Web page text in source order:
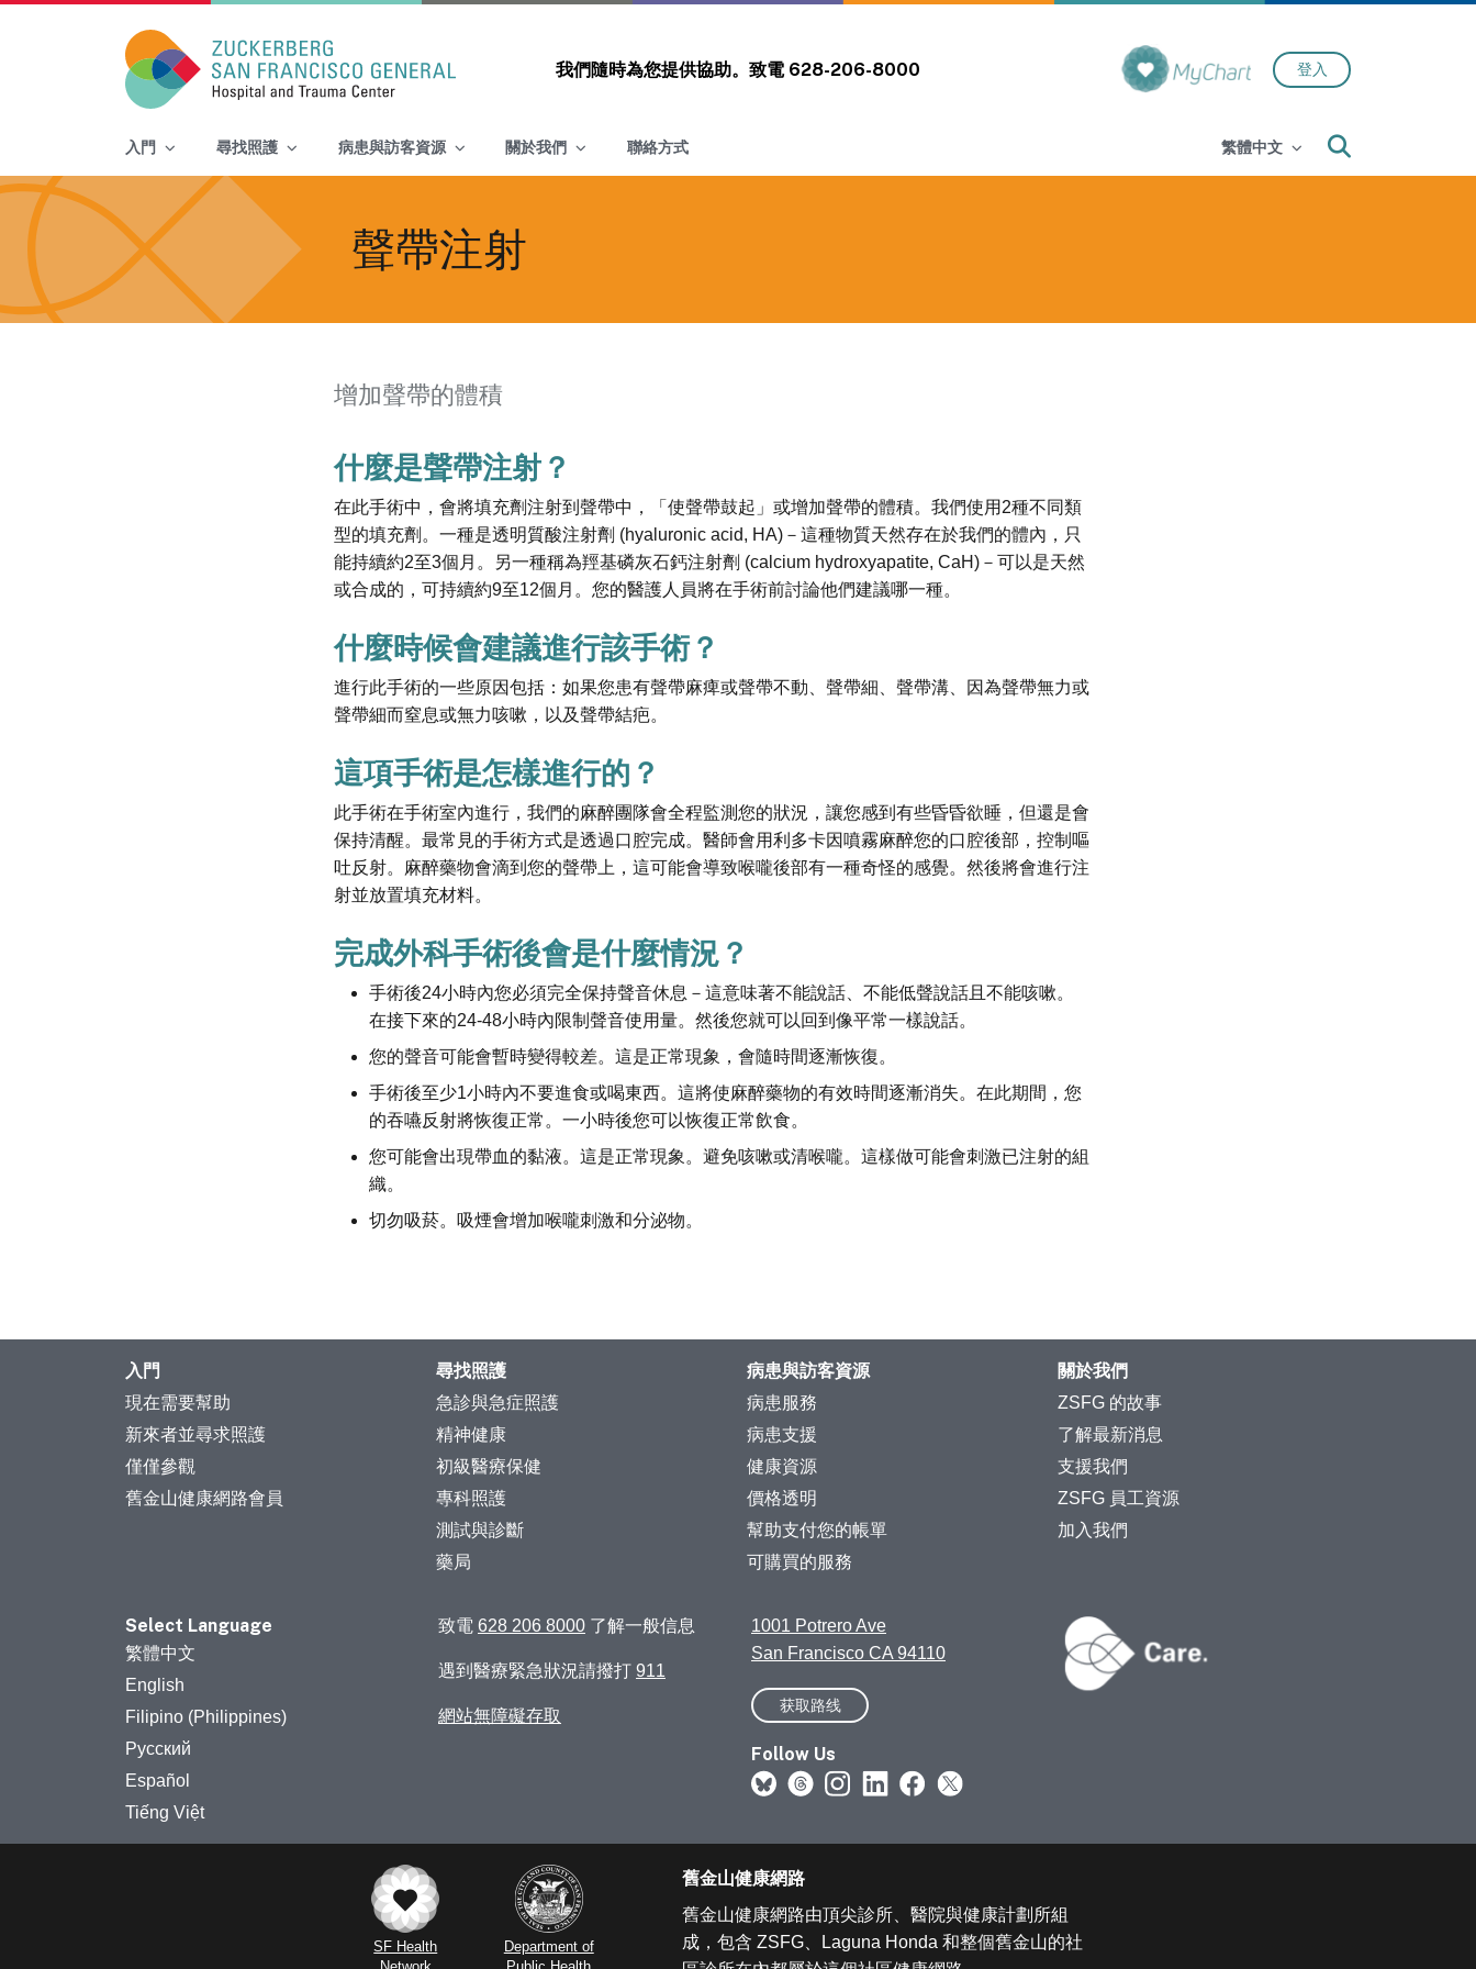
Skip to content
Main Navigation
我們隨時為您提供協助。致電 628-206-8000 登入
入門 尋找照護 病患與訪客資源 關於我們 聯絡方式 繁體中文
聲帶注射
增加聲帶的體積
什麼是聲帶注射？
在此手術中，會將填充劑注射到聲帶中，「使聲帶鼓起」或增加聲帶的體積。我們使用2種不同類
型的填充劑。一種是透明質酸注射劑 (hyaluronic acid, HA)－這種物質天然存在於我們的體內，只
能持續約2至3個月。另一種稱為羥基磷灰石鈣注射劑 (calcium hydroxyapatite, CaH)－可以是天然
或合成的，可持續約9至12個月。您的醫護人員將在手術前討論他們建議哪一種。
什麼時候會建議進行該手術？
進行此手術的一些原因包括：如果您患有聲帶麻痺或聲帶不動、聲帶細、聲帶溝、因為聲帶無力或
聲帶細而窒息或無力咳嗽，以及聲帶結疤。
這項手術是怎樣進行的？
此手術在手術室內進行，我們的麻醉團隊會全程監測您的狀況，讓您感到有些昏昏欲睡，但還是會
保持清醒。最常見的手術方式是透過口腔完成。醫師會用利多卡因噴霧麻醉您的口腔後部，控制嘔
吐反射。麻醉藥物會滴到您的聲帶上，這可能會導致喉嚨後部有一種奇怪的感覺。然後將會進行注
射並放置填充材料。
完成外科手術後會是什麼情況？
手術後24小時內您必須完全保持聲音休息－這意味著不能說話、不能低聲說話且不能咳嗽。
在接下來的24-48小時內限制聲音使用量。然後您就可以回到像平常一樣說話。
您的聲音可能會暫時變得較差。這是正常現象，會隨時間逐漸恢復。
手術後至少1小時內不要進食或喝東西。這將使麻醉藥物的有效時間逐漸消失。在此期間，您
的吞嚥反射將恢復正常。一小時後您可以恢復正常飲食。
您可能會出現帶血的黏液。這是正常現象。避免咳嗽或清喉嚨。這樣做可能會刺激已注射的組
織。
切勿吸菸。吸煙會增加喉嚨刺激和分泌物。
入門
現在需要幫助
新來者並尋求照護
僅僅參觀
舊金山健康網路會員
尋找照護
急診與急症照護
精神健康
初級醫療保健
專科照護
測試與診斷
藥局
病患與訪客資源
病患服務
病患支援
健康資源
價格透明
幫助支付您的帳單
可購買的服務
關於我們
ZSFG 的故事
了解最新消息
支援我們
ZSFG 員工資源
加入我們
Select Language
繁體中文
English
Filipino (Philippines)
Русский
Español
Tiếng Việt
致電 628 206 8000 了解一般信息
遇到醫療緊急狀況請撥打 911
網站無障礙存取
1001 Potrero Ave
San Francisco CA 94110
获取路线
Follow Us
SF Health
Department of
舊金山健康網路
舊金山健康網路由頂尖診所、醫院與健康計劃所組
成，包含 ZSFG、Laguna Honda 和整個舊金山的社